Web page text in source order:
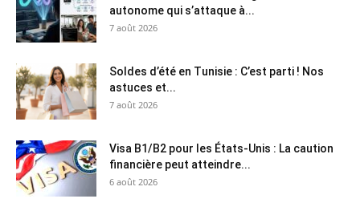
autonome qui s’attaque à...
7 août 2026
Soldes d’été en Tunisie : C’est parti ! Nos
astuces et...
7 août 2026
Visa B1/B2 pour les États-Unis : La caution
financière peut atteindre...
6 août 2026